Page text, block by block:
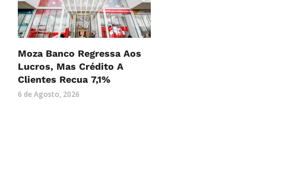
Moza Banco Regressa Aos
Lucros, Mas Crédito A
Clientes Recua 7,1%
6 de Agosto, 2026